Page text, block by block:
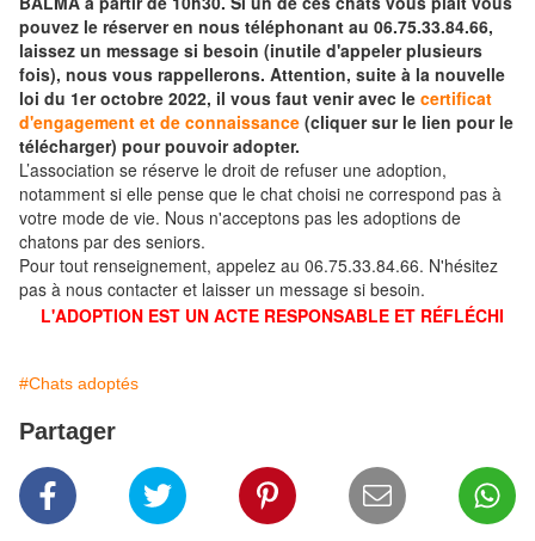
pouvez le réserver en nous téléphonant au 06.75.33.84.66,
laissez un message si besoin (inutile d'appeler plusieurs
fois), nous vous rappellerons. Attention, suite à la nouvelle
loi du 1er octobre 2022, il vous faut venir avec le certificat
d'engagement et de connaissance (cliquer sur le lien pour le
télécharger) pour pouvoir adopter.
L’association se réserve le droit de refuser une adoption,
notamment si elle pense que le chat choisi ne correspond pas à
votre mode de vie. Nous n'acceptons pas les adoptions de
chatons par des seniors.
Pour tout renseignement, appelez au 06.75.33.84.66. N'hésitez
pas à nous contacter et laisser un message si besoin.
L'ADOPTION EST UN ACTE RESPONSABLE ET RÉFLÉCHI
#Chats adoptés
Partager